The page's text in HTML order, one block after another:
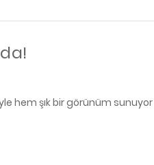
hem şık bir görünüm